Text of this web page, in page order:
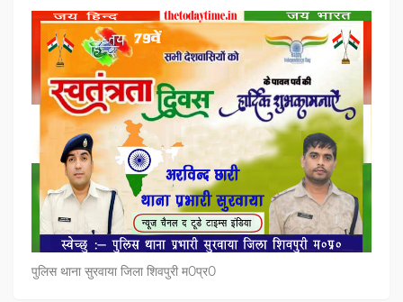
पुलिस थाना सुरवाया जिला शिवपुरी म0प्र0